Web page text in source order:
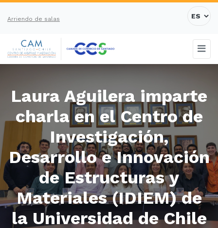
Arriendo de salas
Laura Aguilera imparte
charla en el Centro de
Investigación,
Desarrollo e Innovación
de Estructuras y
Materiales (IDIEM) de
la Universidad de Chile